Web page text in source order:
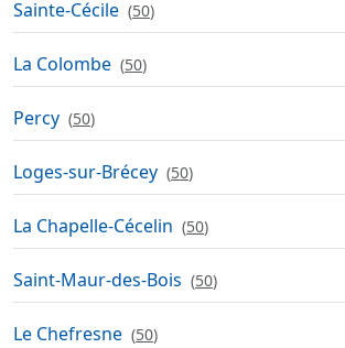
Sainte-Cécile (50)
La Colombe (50)
Percy (50)
Loges-sur-Brécey (50)
La Chapelle-Cécelin (50)
Saint-Maur-des-Bois (50)
Le Chefresne (50)